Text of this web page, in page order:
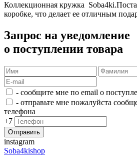
Коллекционная кружка
коробке, что делает ее отличным
Запрос на уведомление
о поступлении товара
- сообщите мне по email о
- отправьте мне пожалуйста
телефона
+7
instagram
Soba4kishop